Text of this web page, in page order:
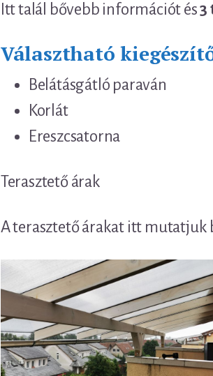
Itt talál bővebb információt és3
Választható
Belátásgátló paraván
Korlát
Ereszcsatorna
Terasztető árak
A terasztető árakat itt mutatjuk